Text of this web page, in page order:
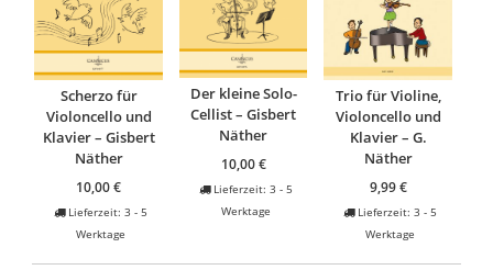
Scherzo für
Violoncello und
Klavier – Gisbert
Näther
10,00€
Lieferzeit:3 - 5
Werktage
Der kleine Solo-
Cellist – Gisbert
Näther
10,00€
Lieferzeit: 3 - 5
Werktage
Trio für Violine,
Violoncello und
Klavier – G.
Näther
9,99€
Lieferzeit:3 - 5
Werktage